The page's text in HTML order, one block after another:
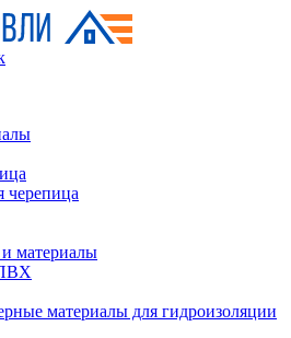
материалы
материалы для гидроизоляции